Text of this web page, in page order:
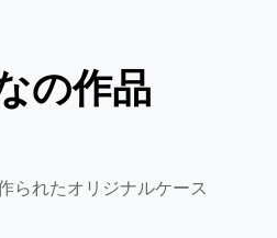
の作品
られたオリジナルケース